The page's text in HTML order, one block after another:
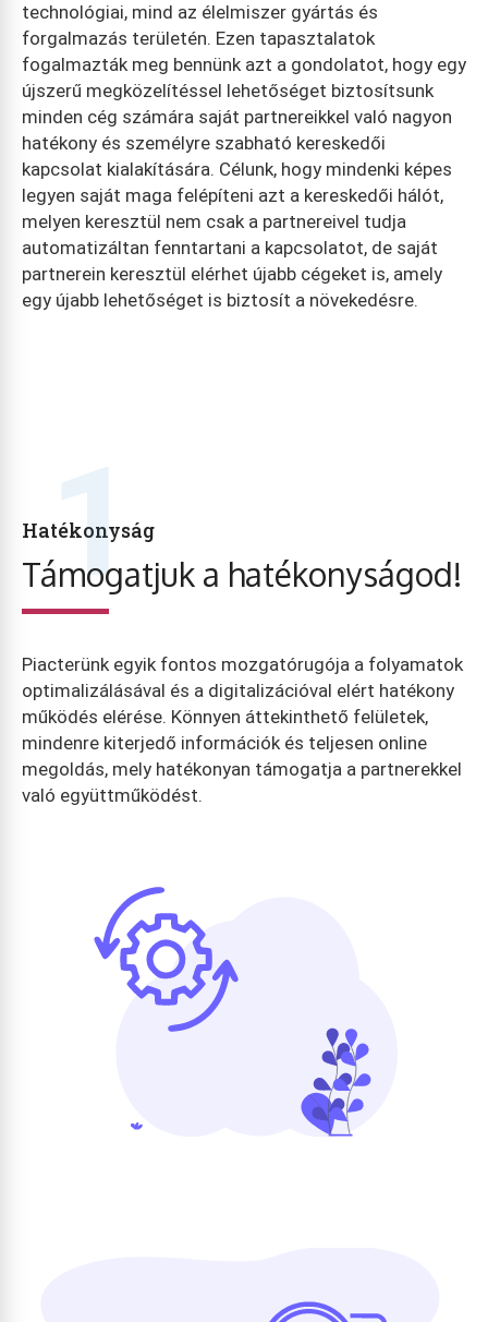
technológiai, mind az élelmiszer gyártás és
forgalmazás területén. Ezen tapasztalatok
fogalmazták meg bennünk azt a gondolatot, hogy egy
újszerű megközelítéssel lehetőséget biztosítsunk
minden cég számára saját partnereikkel való nagyon
hatékony és személyre szabható kereskedői
kapcsolat kialakítására. Célunk, hogy mindenki képes
legyen saját maga felépíteni azt a kereskedői hálót,
melyen keresztül nem csak a partnereivel tudja
automatizáltan fenntartani a kapcsolatot, de saját
partnerein keresztül elérhet újabb cégeket is, amely
egy újabb lehetőséget is biztosít a növekedésre.
Hatékonyság
1
Támogatjuk a hatékonyságod!
Piacterünk egyik fontos mozgatórugója a folyamatok
optimalizálásával és a digitalizációval elért hatékony
működés elérése. Könnyen áttekinthető felületek,
mindenre kiterjedő információk és teljesen online
megoldás, mely hatékonyan támogatja a partnerekkel
való együttműködést.